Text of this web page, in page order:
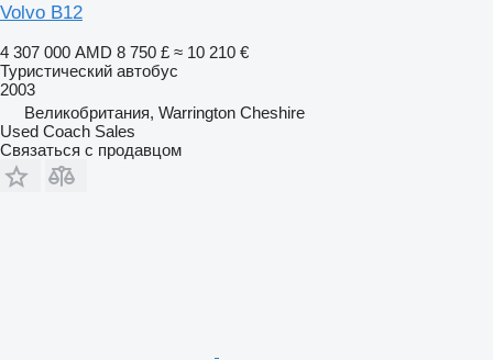
Volvo B12
4 307 000 AMD 8 750 £ ≈ 10 210 €
Туристический автобус
2003
Великобритания, Warrington Cheshire
Used Coach Sales
Связаться с продавцом